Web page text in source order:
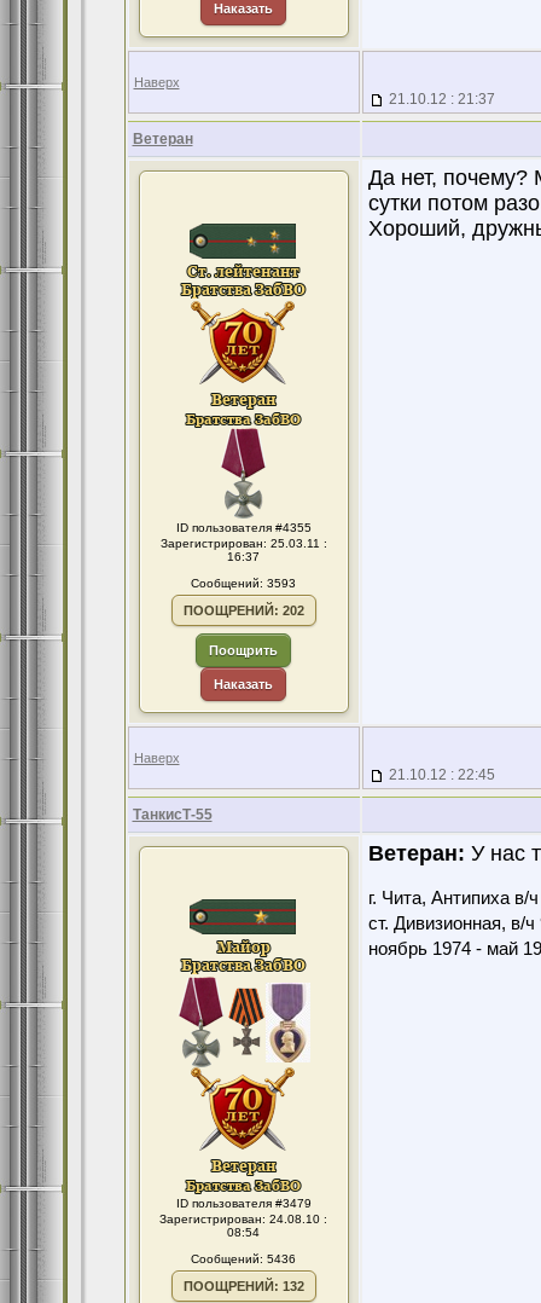
Наказать
Наверх
21.10.12 : 21:37
Ветеран
ID пользователя #4355
Зарегистрирован: 25.03.11 :
16:37
Сообщений: 3593
ПООЩРЕНИЙ: 202
Поощрить
Наказать
Да нет, почему?
сутки потом
Хороший,
Наверх
21.10.12 : 22:45
ТанкисТ-55
ID пользователя #3479
Зарегистрирован: 24.08.10 :
08:54
Сообщений: 5436
ПООЩРЕНИЙ: 132
Ветеран: У нас
г. Чита, Антипиха в/
ст. Дивизионная, в/ч
ноябрь 1974 - май